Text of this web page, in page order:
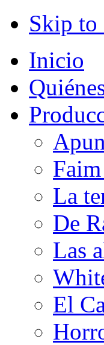
Skip to
Inicio
La
De
Las
El